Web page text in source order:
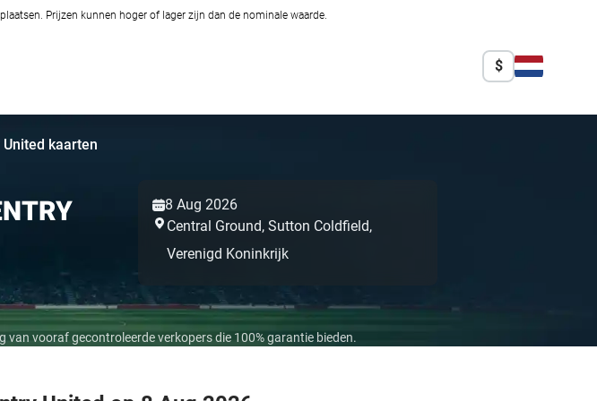
Prijzen kunnen hoger of lager zijn dan de nominale waarde.
$
kaarten
8 Aug 2026
Central Ground, Sutton Coldfield,
Verenigd Koninkrijk
vooraf gecontroleerde verkopers die 100% garantie bieden.